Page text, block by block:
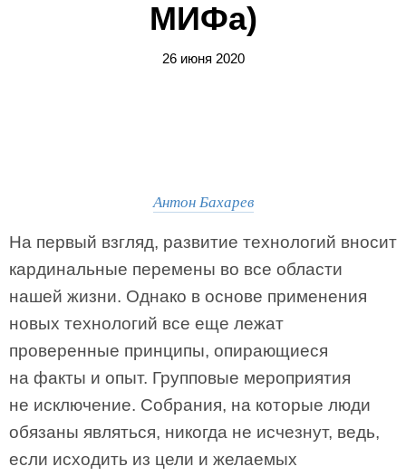
МИФа)
26 июня 2020
Антон Бахарев
На первый взгляд, развитие технологий вносит
кардинальные перемены во все области
нашей жизни. Однако в основе применения
новых технологий все еще лежат
проверенные принципы, опирающиеся
на факты и опыт. Групповые мероприятия
не исключение. Собрания, на которые люди
обязаны являться, никогда не исчезнут, ведь,
если исходить из цели и желаемых